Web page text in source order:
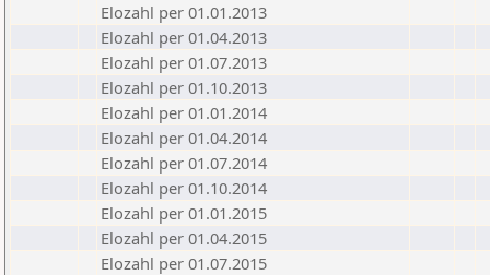
Elozahl per 01.01.2013
Elozahl per 01.04.2013
Elozahl per 01.07.2013
Elozahl per 01.10.2013
Elozahl per 01.01.2014
Elozahl per 01.04.2014
Elozahl per 01.07.2014
Elozahl per 01.10.2014
Elozahl per 01.01.2015
Elozahl per 01.04.2015
Elozahl per 01.07.2015